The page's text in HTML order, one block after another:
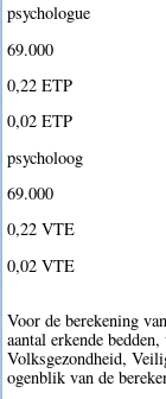
psychologue
69.000 
0,22 ETP
0,02 ETP
psycholoog
69.000 
0,22 VTE
0,02 VTE
Voor de berekening
aantal erkende
Volksgezondheid,
ogenblik van de